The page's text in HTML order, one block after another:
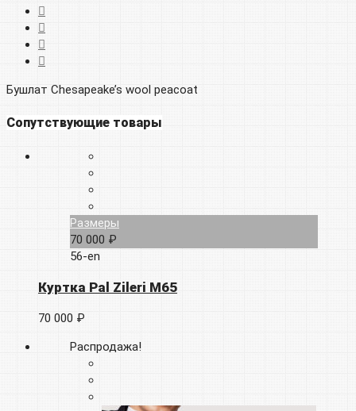
Бушлат Chesapeake’s wool peacoat
Сопутствующие товары
Размеры
70 000 ₽
56-en
Куртка Pal Zileri M65
70 000 ₽
Распродажа!